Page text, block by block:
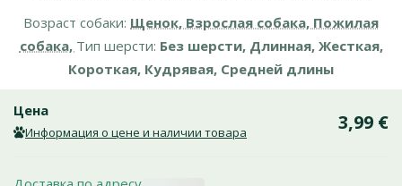
Возраст собаки: Щенок, Взрослая собака, Пожилая
собака, Тип шерсти: Без шерсти, Длинная, Жесткая,
Короткая, Кудрявая, Средней длины
Цена
Информация о цене и наличии товара 3,99 €